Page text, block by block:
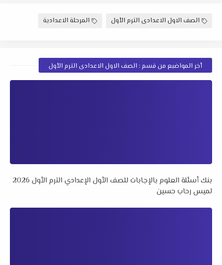
الصف الاول الاعدادى الترم الأول المرحلة الاعدادية
أخر المواضيع من قسم : الصف الاول الاعدادى الترم الأول
بنك أسئلة العلوم بالإجابات للصف الأول الإعدادي الترم الأول 2026
لميس رحاب حسين